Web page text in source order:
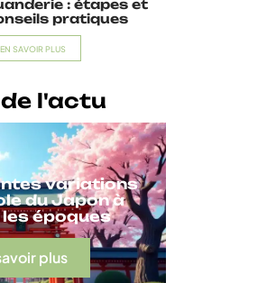
: étapes et
pratiques
EN SAVOIR PLUS
l'actu
variations
du Japon à
époques
plus